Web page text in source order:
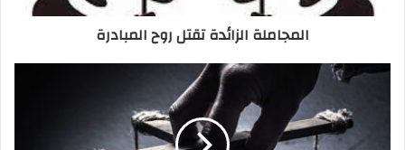
المجاملة الزائدة تقتل روح المبادرة